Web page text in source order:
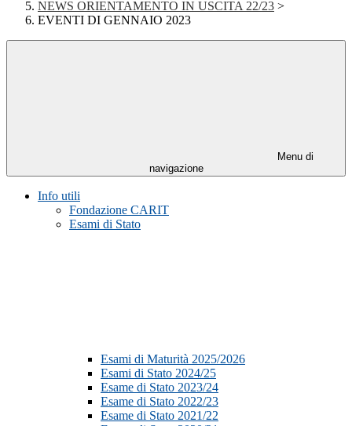
NEWS ORIENTAMENTO IN USCITA 22/23 >
EVENTI DI GENNAIO 2023
Menu di
navigazione
Info utili
Fondazione CARIT
Esami di Stato
Esami di Maturità 2025/2026
Esami di Stato 2024/25
Esame di Stato 2023/24
Esame di Stato 2022/23
Esame di Stato 2021/22